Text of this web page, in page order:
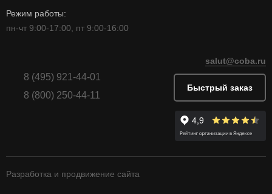
Режим работы:
пн-чт 9:00-17:00, пт 9:00-16:00
8 (495) 921-44-01
8 (800) 250-44-11
salut@coba.ru
Быстрый заказ
Разработка и продвижение сайта